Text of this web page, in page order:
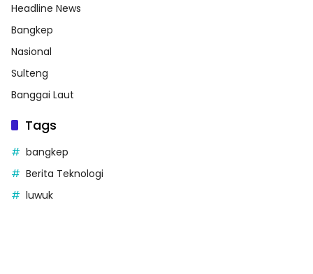
Headline News
Bangkep
Nasional
Sulteng
Banggai Laut
Tags
bangkep
Berita Teknologi
luwuk